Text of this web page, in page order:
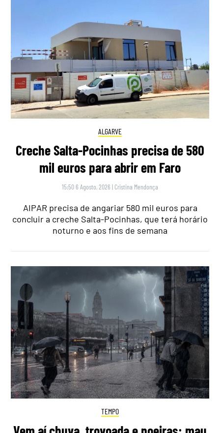
ALGARVE
Creche Salta-Pocinhas precisa de 580
mil euros para abrir em Faro
15:50 6 Agosto, 2026 | Cristina Mendonça
AIPAR precisa de angariar 580 mil euros para
concluir a creche Salta-Pocinhas, que terá horário
noturno e aos fins de semana
TEMPO